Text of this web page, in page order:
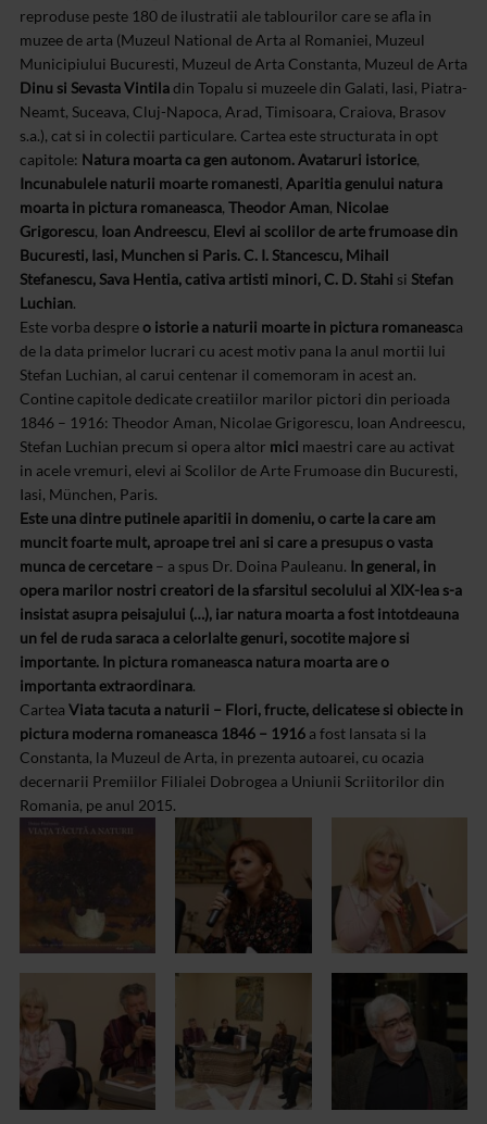
reproduse peste 180 de ilustratii ale tablourilor care se afla in
muzee de arta (Muzeul National de Arta al Romaniei, Muzeul
Municipiului Bucuresti, Muzeul de Arta Constanta, Muzeul de Arta
Dinu si Sevasta Vintiladin Topalu si muzeele din Galati, Iasi, Piatra-
Neamt, Suceava, Cluj-Napoca, Arad, Timisoara, Craiova, Brasov
s.a.), cat si in colectii particulare. Cartea este structurata in opt
capitole: Natura moarta ca gen autonom. Avataruri istorice,
Incunabulele naturii moarte romanesti, Aparitia genului natura
moarta in pictura romaneasca, Theodor Aman, Nicolae
Grigorescu, Ioan Andreescu, Elevi ai scolilor de arte frumoase din
Bucuresti, Iasi, Munchen si Paris. C. I. Stancescu, Mihail
Stefanescu, Sava Hentia, cativa artisti minori, C. D. Stahi si Stefan
Luchian.
Este vorba despreo istorie a naturii moarte in pictura romaneasca
de la data primelor lucrari cu acest motiv pana la anul mortii lui
Stefan Luchian, al carui centenar il comemoram in acest an.
Contine capitole dedicate creatiilor marilor pictori din perioada
1846 – 1916: Theodor Aman, Nicolae Grigorescu, Ioan Andreescu,
Stefan Luchian precum si opera altor mici maestri care au activat
in acele vremuri, elevi ai Scolilor de Arte Frumoase din Bucuresti,
Iasi, München, Paris.
Este una dintre putinele aparitii in domeniu, o carte la care am
muncit foarte mult, aproape trei ani si care a presupus o vasta
munca de cercetare – a spus Dr. Doina Pauleanu. In general, in
opera marilor nostri creatori de la sfarsitul secolului al XIX-lea s-a
insistat asupra peisajului (…), iar natura moarta a fost intotdeauna
un fel de ruda saraca a celorlalte genuri, socotite majore si
importante. In pictura romaneasca natura moarta are o
importanta extraordinara.
Cartea Viata tacuta a naturii – Flori, fructe, delicatese si obiecte in
pictura moderna romaneasca 1846 – 1916 a fost lansata si la
Constanta, la Muzeul de Arta, in prezenta autoarei, cu ocazia
decernarii Premiilor Filialei Dobrogea a Uniunii Scriitorilor din
Romania, pe anul 2015.